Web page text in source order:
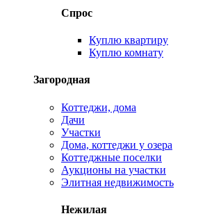
Спрос
Куплю квартиру
Куплю комнату
Загородная
Коттеджи, дома
Дачи
Участки
Дома, коттеджи у озера
Коттеджные поселки
Аукционы на участки
Элитная недвижимость
Нежилая